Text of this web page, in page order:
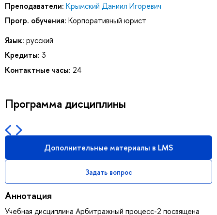
Преподаватели: Крымский Даниил Игоревич
Прогр. обучения: Корпоративный юрист
Язык: русский
Кредиты: 3
Контактные часы: 24
Программа дисциплины
Дополнительные материалы в LMS
Задать вопрос
Аннотация
Учебная дисциплина Арбитражный процесс-2 посвящена